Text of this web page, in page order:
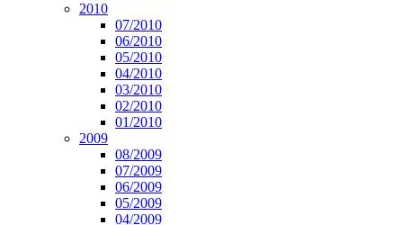
2010
07/2010
06/2010
05/2010
04/2010
03/2010
02/2010
01/2010
2009
08/2009
07/2009
06/2009
05/2009
04/2009